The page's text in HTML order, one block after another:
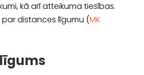
kā arī atteikuma tiesības.
distances līgumu (MK